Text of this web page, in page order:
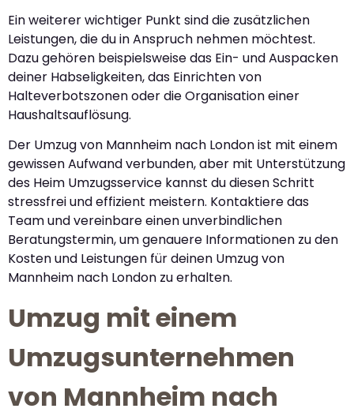
Ein weiterer wichtiger Punkt sind die zusätzlichen
Leistungen, die du in Anspruch nehmen möchtest.
Dazu gehören beispielsweise das Ein- und Auspacken
deiner Habseligkeiten, das Einrichten von
Halteverbotszonen oder die Organisation einer
Haushaltsauflösung.
Der Umzug von Mannheim nach London ist mit einem
gewissen Aufwand verbunden, aber mit Unterstützung
des Heim Umzugsservice kannst du diesen Schritt
stressfrei und effizient meistern. Kontaktiere das
Team und vereinbare einen unverbindlichen
Beratungstermin, um genauere Informationen zu den
Kosten und Leistungen für deinen Umzug von
Mannheim nach London zu erhalten.
Umzug mit einem
Umzugsunternehmen
von Mannheim nach